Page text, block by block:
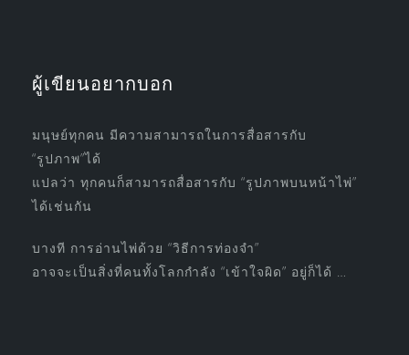
ผู้เขียนอยากบอก
มนุษย์ทุกคน มีความสามารถในการสื่อสารกับ
“รูปภาพ”ได้
แปลว่า ทุกคนก็สามารถสื่อสารกับ “รูปภาพบนหน้าไพ่”
ได้เช่นกัน
บางที การอ่านไพ่ด้วย “วิธีการท่องจำ”
อาจจะเป็นสิ่งที่คนทั้งโลกกำลัง “เข้าใจผิด” อยู่ก็ได้ …